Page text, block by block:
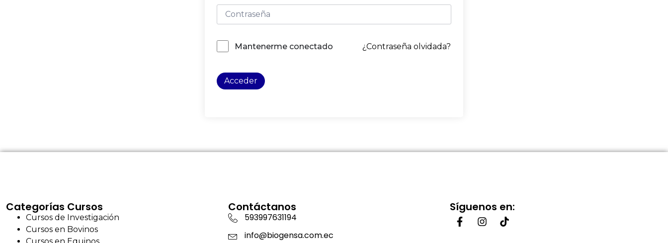
Mantenerme conectado ¿Contraseña olvidada?
Acceder
Categorías Cursos
Cursos de Investigación
Cursos en Bovinos
Contáctanos
593997631194
info@biogensa.com.ec
Síguenos en: